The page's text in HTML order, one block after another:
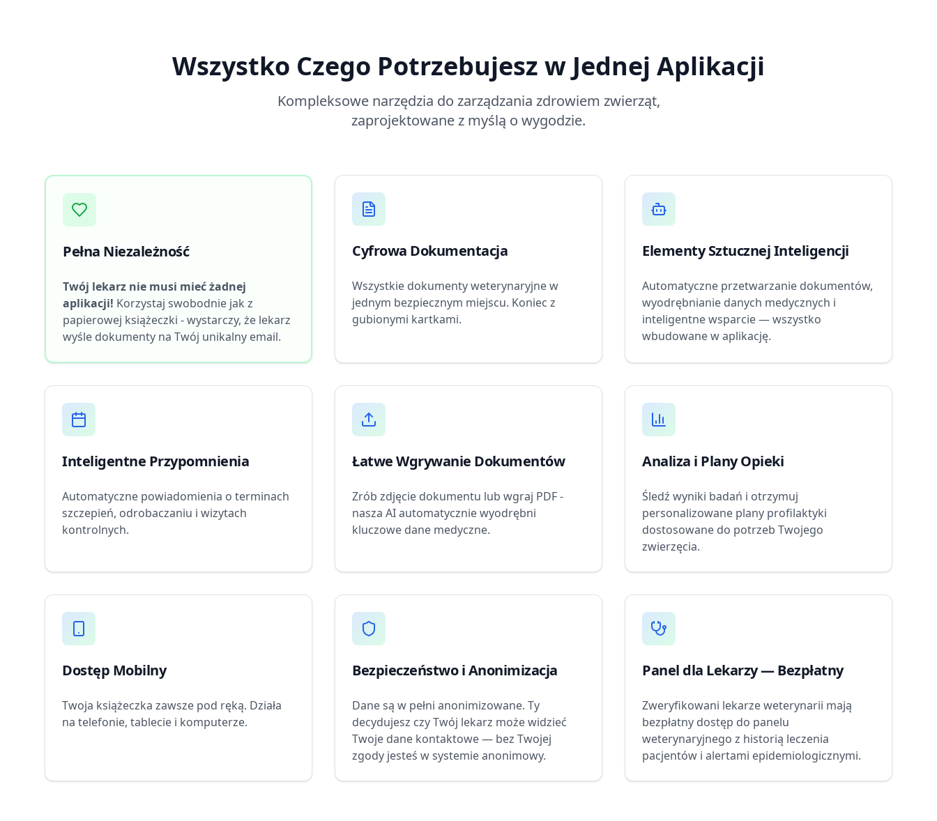
Wszystko Czego Potrzebujesz w Jednej Aplikacji
Kompleksowe narzędzia do zarządzania zdrowiem zwierząt,
zaprojektowane z myślą o wygodzie.
Pełna Niezależność
Twój lekarz nie musi mieć żadnej
aplikacji! Korzystaj swobodnie jak z
papierowej książeczki - wystarczy, że lekarz
wyśle dokumenty na Twój unikalny email.
Cyfrowa Dokumentacja
Wszystkie dokumenty weterynaryjne w
jednym bezpiecznym miejscu. Koniec z
gubionymi kartkami.
Elementy Sztucznej Inteligencji
Automatyczne przetwarzanie dokumentów,
wyodrębnianie danych medycznych i
inteligentne wsparcie — wszystko
wbudowane w aplikację.
Inteligentne Przypomnienia
Automatyczne powiadomienia o terminach
szczepień, odrobaczaniu i wizytach
kontrolnych.
Łatwe Wgrywanie Dokumentów
Zrób zdjęcie dokumentu lub wgraj PDF -
nasza AI automatycznie wyodrębni
kluczowe dane medyczne.
Analiza i Plany Opieki
Śledź wyniki badań i otrzymuj
personalizowane plany profilaktyki
dostosowane do potrzeb Twojego
zwierzęcia.
Dostęp Mobilny
Twoja książeczka zawsze pod ręką. Działa
na telefonie, tablecie i komputerze.
Bezpieczeństwo i Anonimizacja
Dane są w pełni anonimizowane. Ty
decydujesz czy Twój lekarz może widzieć
Twoje dane kontaktowe — bez Twojej
zgody jesteś w systemie anonimowy.
Panel dla Lekarzy — Bezpłatny
Zweryfikowani lekarze weterynarii mają
bezpłatny dostęp do panelu
weterynaryjnego z historią leczenia
pacjentów i alertami epidemiologicznymi.